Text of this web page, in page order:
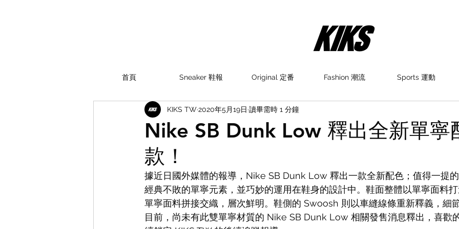
首頁 Sneaker 鞋報 Original 定番 Fashion 潮流 Sports 運動
Nike SB Dunk Low 釋出全新單寧
款！
KIKS TW2020年5月19日 讀畢需時 1 分鐘
據近日國外媒體的報導，Nike SB Dunk Low 釋出一款全新配色；值得一提
經典不敗的單寧元素，並巧妙的運用在鞋身的設計中。鞋面整體以單寧面料
單寧面料拼接交織，層次鮮明。鞋側的 Swoosh 則以車縫線條重新釋義，細
目前，尚未有此雙單寧材質的 Nike SB Dunk Low 相關發售消息釋出，喜歡